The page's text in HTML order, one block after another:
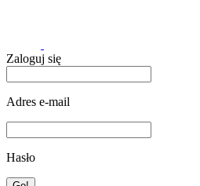
Zaloguj się
Adres e-mail
Hasło